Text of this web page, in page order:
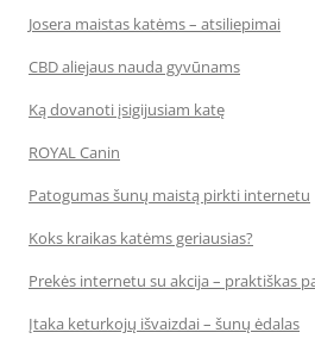
Josera maistas katėms – atsiliepimai
CBD aliejaus nauda gyvūnams
Ką dovanoti įsigijusiam katę
ROYAL Canin
Patogumas šunų maistą pirkti internetu
Koks kraikas katėms geriausias?
Prekės internetu su akcija – praktiškas
Įtaka keturkojų išvaizdai – šunų ėdalas